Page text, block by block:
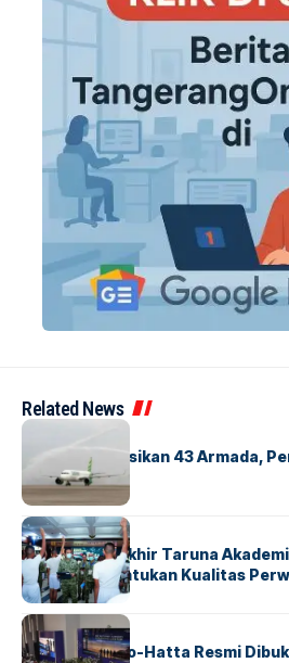
Related News
BANDARA
Citilink Operasikan 43 Armada,
Nasional
BERITA
Sidang Pantukhir Taruna
Strategis Tentukan Kualitas
BANDARA BERITA
IALC Soekarno-Hatta Resmi